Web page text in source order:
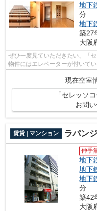
地下
分
地下
築27
大阪
ぜひ一度見ていただきたい、「
物件にはエレベーターが付いて
ション物件です。駅まで5分と、
現在空室
「セレッソ
お問
賃貸 | マンション ラパン
仲手
地下
地下
地下
分
築42
大阪